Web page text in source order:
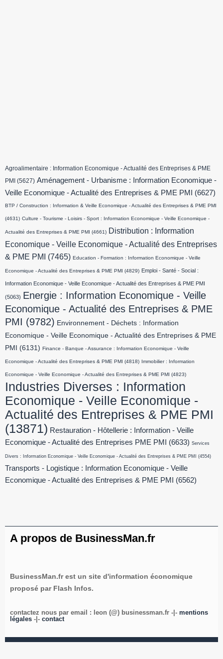
Agroalimentaire : Information Economique - Actualité des Entreprises & PME
PMI (5627) Aménagement - Urbanisme : Information Economique -
Veille Economique - Actualité des Entreprises & PME PMI
(6627)
BTP / Construction : Information & Veille Economique - Actualité des Entreprises & PME PMI
(4631) Culture - Tourisme - Loisirs - Sport : Information Economique - Veille Economique -
Actualité des Entreprises & PME PMI (4661) Distribution : Information
Economique - Veille Economique - Actualité des Entreprises
& PME PMI
(7465) Education - Formation : Information Economique - Veille
Economique - Actualité des Entreprises & PME PMI (4829) Emploi - Santé - Social :
Information Economique - Veille Economique - Actualité des Entreprises & PME PMI
(5063) Energie : Information Economique - Veille
Economique - Actualité des Entreprises & PME
PMI (9782) Environnement - Déchets : Information
Economique - Veille Economique - Actualité des Entreprises & PME
PMI
(6131) Finance - Banque - Assurance : Information Economique - Veille
Economique - Actualité des Entreprises & PME PMI (4818) Immobilier : Information
Economique - Veille Economique - Actualité des Entreprises & PME PMI (4823)
Industries Diverses : Information
Economique - Veille Economique -
Actualité des Entreprises & PME PMI
(13871) Restauration - Hôtellerie : Information - Veille
Economique - Actualité des Entreprises PME PMI
(6633) Services
Divers : Information Economique - Veille Economique - Actualité des Entreprises & PME PMI (4554)
Transports - Logistique : Information Economique - Veille
Economique - Actualité des Entreprises & PME PMI
(6562)
A propos de BusinessMan.fr
BusinessMan.fr est un site d'information économique
proposé par Flash Infos.
contactez nous par email : leon (@) businessman.fr -|- mentions
légales -|- contact